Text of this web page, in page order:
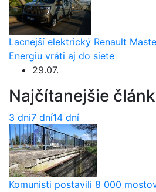
Lacnejší elektrický Renault
Energiu vráti aj do siete
29.07.
Najčítanejšie
3 dni7 dní14 dní
Komunisti postavili 8 000